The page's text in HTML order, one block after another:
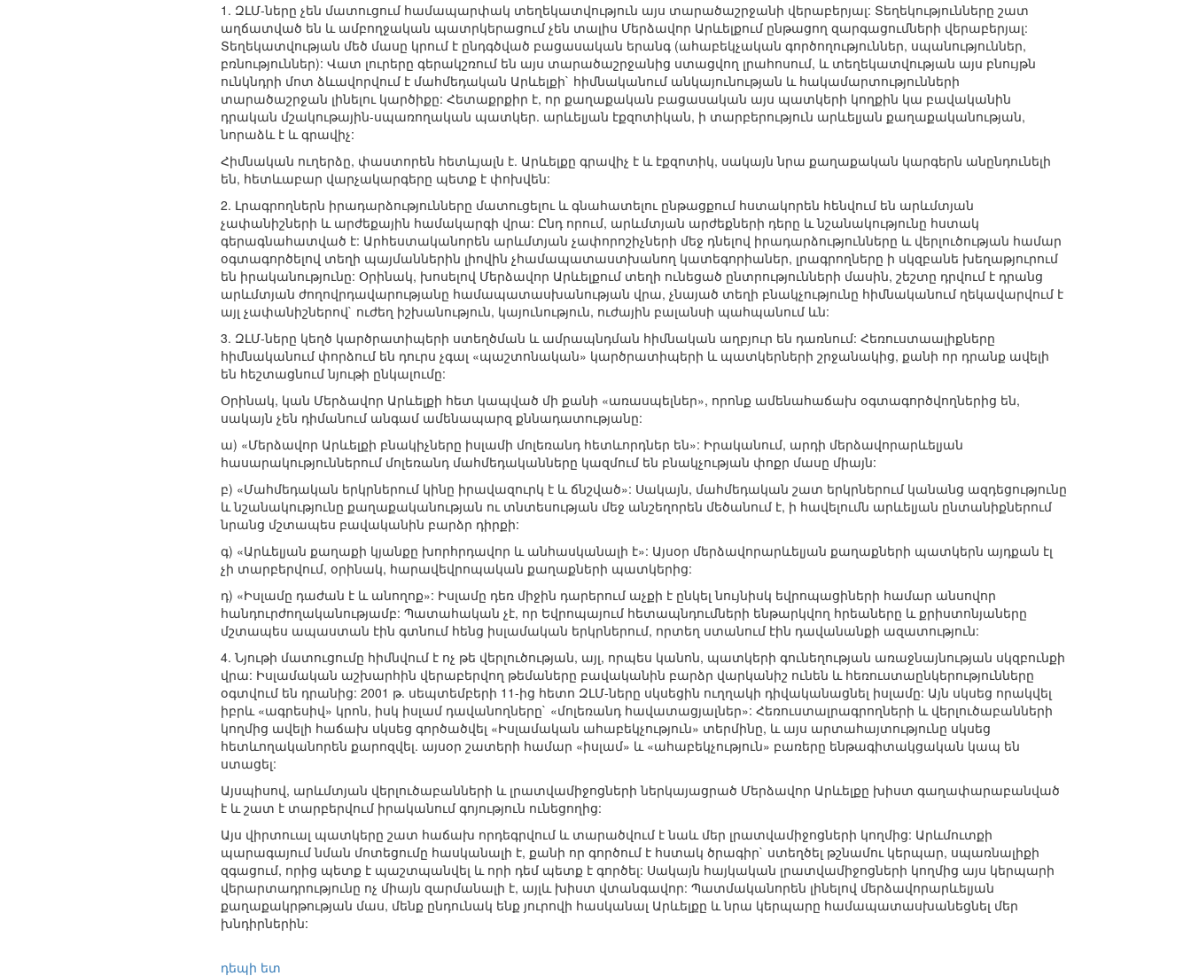
1. ԶԼՄ-ները չեն մատուցում համապարփակ տեղեկատվություն այս տարածաշրջանի վերաբերյալ: Տեղեկությունները շատ
աղճատված են և ամբողջական պատրկերացում չեն տալիս Մերձավոր Արևելքում ընթացող զարգացումների վերաբերյալ:
Տեղեկատվության մեծ մասը կրում է ընդգծված բացասական երանգ (ահաբեկչական գործողություններ, սպանություններ,
բռնություններ): Վատ լուրերը գերակշռում են այս տարածաշրջանից ստացվող լրահոսում, և տեղեկատվության այս բնույթն
ունկնդրի մոտ ձևավորվում է մահմեդական Արևելքի` հիմնականում անկայունության և հակամարտությունների
տարածաշրջան լինելու կարծիքը: Հետաքրքիր է, որ քաղաքական բացասական այս պատկերի կողքին կա բավականին
դրական մշակութային-սպառողական պատկեր. արևելյան էքզոտիկան, ի տարբերություն արևելյան քաղաքականության,
նորաձև է և գրավիչ:
Հիմնական ուղերձը, փաստորեն հետևյալն է. Արևելքը գրավիչ է և էքզոտիկ, սակայն նրա քաղաքական կարգերն անընդունելի
են, հետևաբար վարչակարգերը պետք է փոխվեն:
2. Լրագրողներն իրադարձությունները մատուցելու և գնահատելու ընթացքում հստակորեն հենվում են արևմտյան
չափանիշների և արժեքային համակարգի վրա: Ընդ որում, արևմտյան արժեքների դերը և նշանակությունը հստակ
գերագնահատված է: Արհեստականորեն արևմտյան չափորոշիչների մեջ դնելով իրադարձությունները և վերլուծության համար
օգտագործելով տեղի պայմաններին լիովին չհամապատաստխանող կատեգորիաներ, լրագրողները ի սկզբանե խեղաթյուրում
են իրականությունը: Օրինակ, խոսելով Մերձավոր Արևելքում տեղի ունեցած ընտրությունների մասին, շեշտը դրվում է դրանց
արևմտյան ժողովրդավարությանը համապատասխանության վրա, չնայած տեղի բնակչությունը հիմնականում ղեկավարվում է
այլ չափանիշներով` ուժեղ իշխանություն, կայունություն, ուժային բալանսի պահպանում ևն:
3. ԶԼՄ-ները կեղծ կարծրատիպերի ստեղծման և ամրապնդման հիմնական աղբյուր են դառնում: Հեռուստաալիքները
հիմնականում փորձում են դուրս չգալ «պաշտոնական» կարծրատիպերի և պատկերների շրջանակից, քանի որ դրանք ավելի
են հեշտացնում նյութի ընկալումը:
Օրինակ, կան Մերձավոր Արևելքի հետ կապված մի քանի «առասպելներ», որոնք ամենահաճախ օգտագործվողներից են,
սակայն չեն դիմանում անգամ ամենապարզ քննադատությանը:
ա) «Մերձավոր Արևելքի բնակիչները իսլամի մոլեռանդ հետևորդներ են»: Իրականում, արդի մերձավորարևելյան
հասարակություններում մոլեռանդ մահմեդականները կազմում են բնակչության փոքր մասը միայն:
բ) «Մահմեդական երկրներում կինը իրավազուրկ է և ճնշված»: Սակայն, մահմեդական շատ երկրներում կանանց ազդեցությունը
և նշանակությունը քաղաքականության ու տնտեսության մեջ անշեղորեն մեծանում է, ի հավելումն արևելյան ընտանիքներում
նրանց մշտապես բավականին բարձր դիրքի:
գ) «Արևելյան քաղաքի կյանքը խորհրդավոր և անհասկանալի է»: Այսօր մերձավորարևելյան քաղաքների պատկերն այդքան էլ
չի տարբերվում, օրինակ, հարավեվրոպական քաղաքների պատկերից:
դ) «Իսլամը դաժան է և անողոք»: Իսլամը դեռ միջին դարերում աչքի է ընկել նույնիսկ եվրոպացիների համար անսովոր
հանդուրժողականությամբ: Պատահական չէ, որ Եվրոպայում հետապնդումների ենթարկվող հրեաները և քրիստոնյաները
մշտապես ապաստան էին գտնում հենց իսլամական երկրներում, որտեղ ստանում էին դավանանքի ազատություն:
4. Նյութի մատուցումը հիմնվում է ոչ թե վերլուծության, այլ, որպես կանոն, պատկերի գունեղության առաջնայնության սկզբունքի
վրա: Իսլամական աշխարհին վերաբերվող թեմաները բավականին բարձր վարկանիշ ունեն և հեռուստաընկերությունները
օգտվում են դրանից: 2001 թ. սեպտեմբերի 11-ից հետո ԶԼՄ-ները սկսեցին ուղղակի դիվականացնել իսլամը: Այն սկսեց որակվել
իբրև «ագրեսիվ» կրոն, իսկ իսլամ դավանողները` «մոլեռանդ հավատացյալներ»: Հեռուստալրագրողների և վերլուծաբանների
կողմից ավելի հաճախ սկսեց գործածվել «Իսլամական ահաբեկչություն» տերմինը, և այս արտահայտությունը սկսեց
հետևողականորեն քարոզվել. այսօր շատերի համար «իսլամ» և «ահաբեկչություն» բառերը ենթագիտակցական կապ են
ստացել:
Այսպիսով, արևմտյան վերլուծաբանների և լրատվամիջոցների ներկայացրած Մերձավոր Արևելքը խիստ գաղափարաբանված
է և շատ է տարբերվում իրականում գոյություն ունեցողից:
Այս վիրտուալ պատկերը շատ հաճախ որդեգրվում և տարածվում է նաև մեր լրատվամիջոցների կողմից: Արևմուտքի
պարագայում նման մոտեցումը հասկանալի է, քանի որ գործում է հստակ ծրագիր` ստեղծել թշնամու կերպար, սպառնալիքի
զգացում, որից պետք է պաշտպանվել և որի դեմ պետք է գործել: Սակայն հայկական լրատվամիջոցների կողմից այս կերպարի
վերարտադրությունը ոչ միայն զարմանալի է, այլև խիստ վտանգավոր: Պատմականորեն լինելով մերձավորարևելյան
քաղաքակրթության մաս, մենք ընդունակ ենք յուրովի հասկանալ Արևելքը և նրա կերպարը համապատասխանեցնել մեր
խնդիրներին:
դեպի ետ